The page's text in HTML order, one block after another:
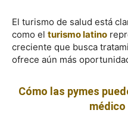
El turismo de salud está
como el turismo latino
creciente que busca
ofrece aún más
Cómo las pymes
médico